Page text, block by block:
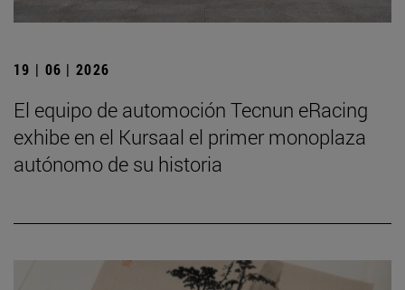
19 | 06 | 2026
El equipo de automoción Tecnun eRacing
exhibe en el Kursaal el primer monoplaza
autónomo de su historia